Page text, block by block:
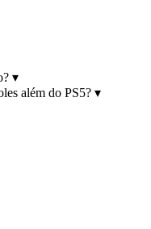
▾
além do PS5? ▾